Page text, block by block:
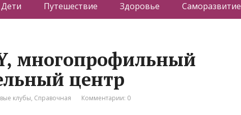
Дети Путешествие Здоровье Саморазвитие
многопрофильный
центр
клубы, Справочная Комментарии: 0